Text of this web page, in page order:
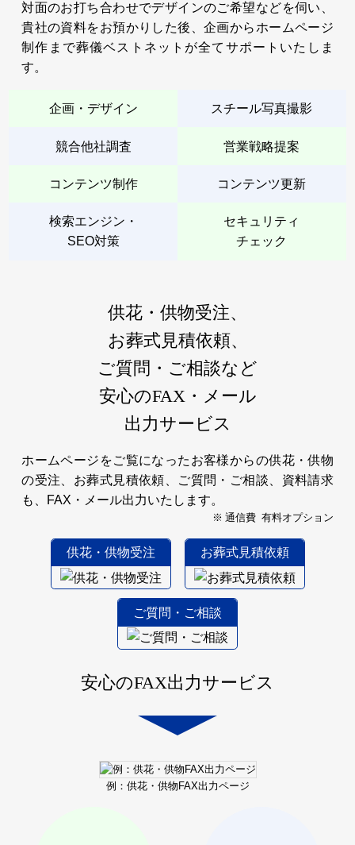
対面のお打ち合わせでデザインのご希望などを伺い、
貴社の資料をお預かりした後、企画からホームページ
制作まで葬儀ベストネットが全てサポートいたしま
す。
企画・デザイン スチール写真撮影
競合他社調査 営業戦略提案
コンテンツ制作 コンテンツ更新
検索エンジン・
SEO対策
セキュリティ
チェック
供花・供物受注、
お葬式見積依頼、
ご質問・ご相談など
安心のFAX・メール
出力サービス
ホームページをご覧になったお客様からの供花・供物
の受注、お葬式見積依頼、ご質問・ご相談、資料請求
も、FAX・メール出力いたします。
※ 通信費 有料オプション
供花・供物受注 お葬式見積依頼
ご質問・ご相談
安心のFAX出力サービス
例：供花・供物 FAX出力ページ